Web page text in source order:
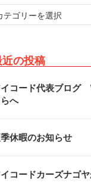
の投稿
コード代表ブログ
へ
休暇のお知らせ
コードカーズナゴ